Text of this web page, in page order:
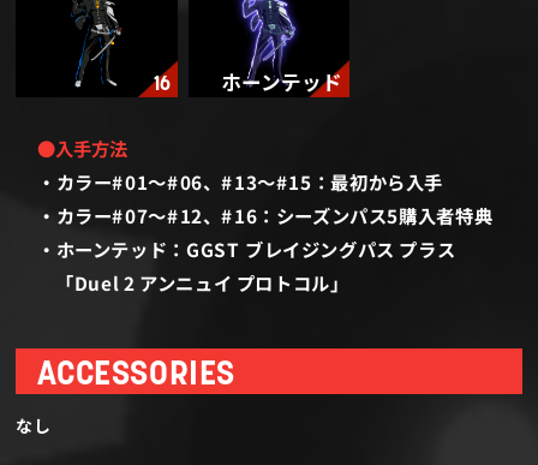
16 ホーンテッド
●入手方法
カラー#01～#06、#13～#15：最初から入手
カラー#07～#12、#16：シーズンパス5購入者特典
ホーンテッド：GGST ブレイジングパス プラス
「Duel 2 アンニュイ プロトコル」
ACCESSORIES
なし